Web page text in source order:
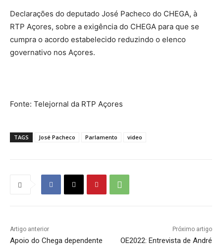
Declarações do deputado José Pacheco do CHEGA, à
RTP Açores, sobre a exigência do CHEGA para que se
cumpra o acordo estabelecido reduzindo o elenco
governativo nos Açores.
Fonte: Telejornal da RTP Açores
TAGS José Pacheco Parlamento video
Artigo anterior
Apoio do Chega dependente
Próximo artigo
OE2022: Entrevista de André